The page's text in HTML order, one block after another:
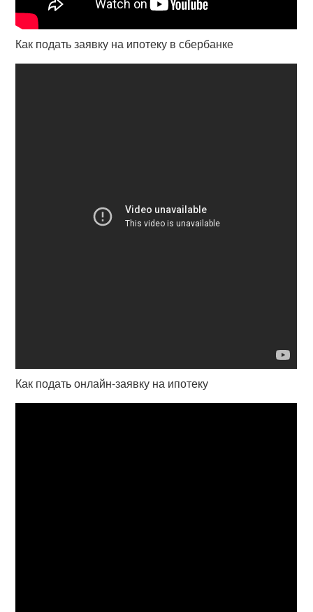
Как подать заявку на ипотеку в сбербанке
Как подать онлайн-заявку на ипотеку